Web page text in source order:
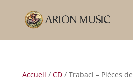
Accueil / CD/ Trabaci – Pièces